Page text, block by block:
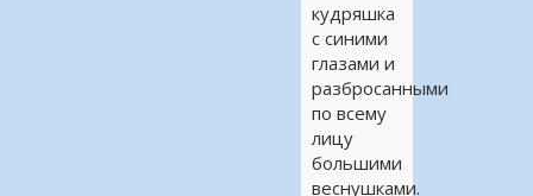
кудряшка
с синими
глазами и
разбросанными
по всему
лицу
большими
веснушками.